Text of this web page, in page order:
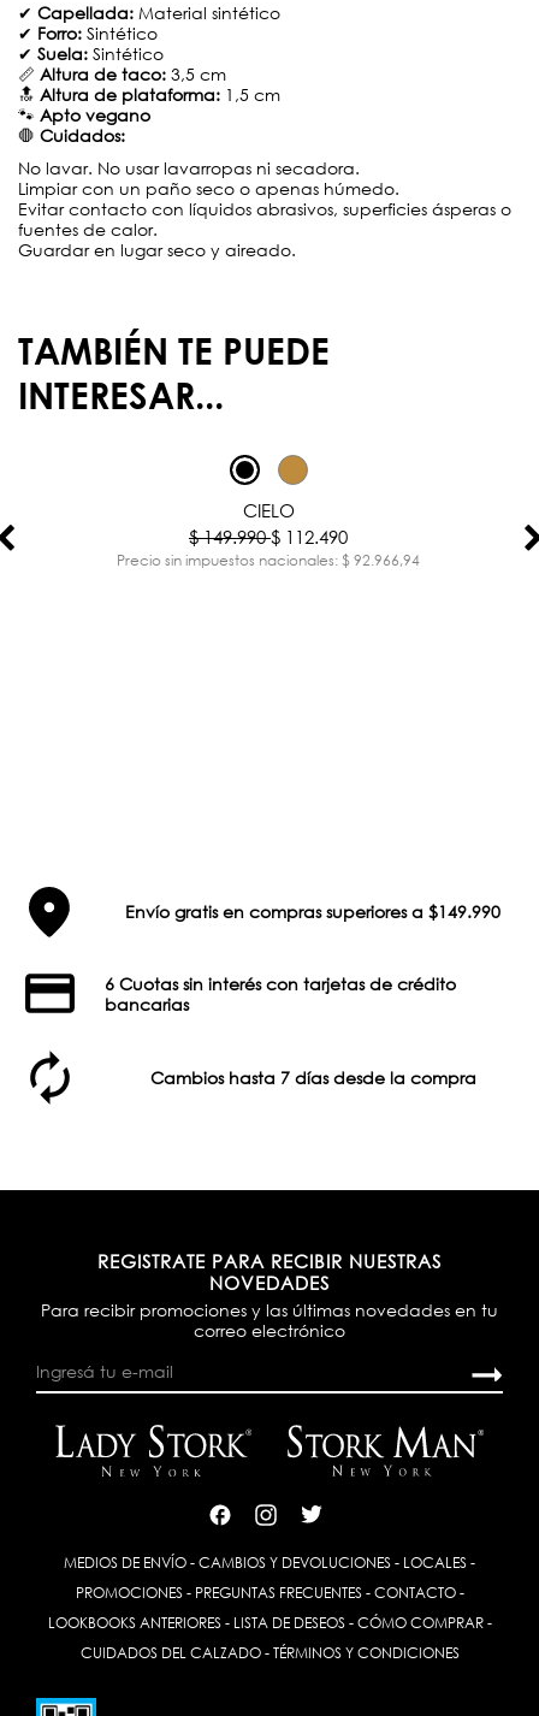
✔ Capellada: Material sintético
✔ Forro: Sintético
✔ Suela: Sintético
📏 Altura de taco: 3,5 cm
🔝 Altura de plataforma: 1,5 cm
🐾 Apto vegano
🛑 Cuidados:
No lavar. No usar lavarropas ni secadora.
Limpiar con un paño seco o apenas húmedo.
Evitar contacto con líquidos abrasivos, superficies ásperas o
fuentes de calor.
Guardar en lugar seco y aireado.
TAMBIÉN TE PUEDE
INTERESAR...
CIELO
$ 149.990$ 112.490
Precio sin impuestos nacionales: $ 92.966,94
Envío gratis en compras superiores a $149.990
6 Cuotas sin interés con tarjetas de crédito
bancarias
Cambios hasta 7 días desde la compra
REGISTRATE PARA RECIBIR NUESTRAS
NOVEDADES
Para recibir promociones y las últimas novedades en tu
correo electrónico
MEDIOS DE ENVÍO - CAMBIOS Y DEVOLUCIONES - LOCALES -
PROMOCIONES- PREGUNTAS FRECUENTES- CONTACTO-
LOOKBOOKS ANTERIORES- LISTA DE DESEOS- CÓMO COMPRAR-
CUIDADOS DEL CALZADO- TÉRMINOS Y CONDICIONES